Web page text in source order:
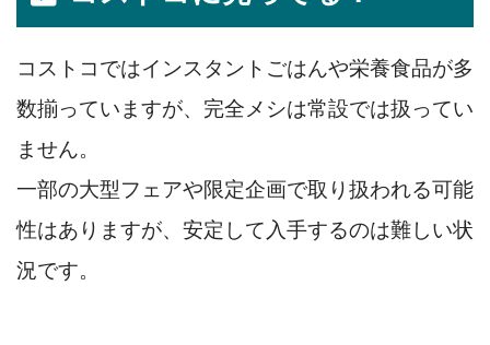
コストコではインスタントごはんや栄養食品が多
数揃っていますが、完全メシは常設では扱ってい
ません。
一部の大型フェアや限定企画で取り扱われる可能
性はありますが、安定して入手するのは難しい状
況です。